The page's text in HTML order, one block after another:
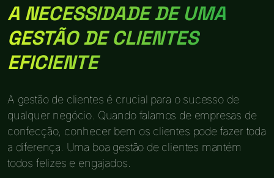
A NECESSIDADE DE UMA
GESTÃO DE CLIENTES
EFICIENTE
A gestão de clientes é crucial para o sucesso de
qualquer negócio. Quando falamos de empresas de
confecção, conhecer bem os clientes pode fazer toda
a diferença. Uma boa gestão de clientes mantém
todos felizes e engajados.